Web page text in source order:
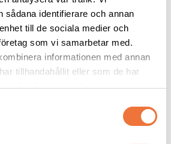
sådana identifierare och annan
till de sociala medier och
som vi samarbetar med.
informationen med annan
tillhandahållit eller som de har
deras tjänster.